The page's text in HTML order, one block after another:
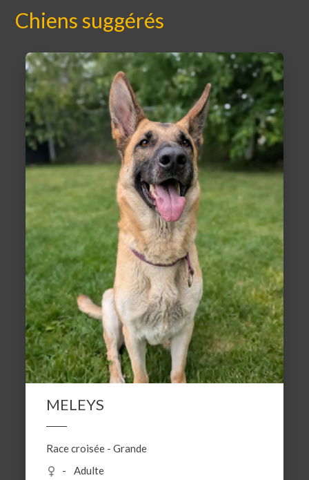
Chiens suggérés
MELEYS
Race croisée -Grande
Adulte